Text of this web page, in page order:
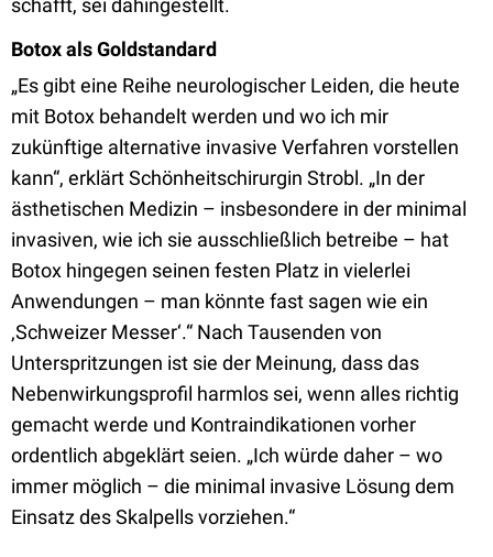
schafft, sei dahingestellt.
Botox als Goldstandard
„Es gibt eine Reihe neurologischer Leiden, die heute
mit Botox behandelt werden und wo ich mir
zukünftige alternative invasive Verfahren vorstellen
kann“, erklärt Schönheitschirurgin Strobl. „In der
ästhetischen Medizin – insbesondere in der minimal
invasiven, wie ich sie ausschließlich betreibe – hat
Botox hingegen seinen festen Platz in vielerlei
Anwendungen – man könnte fast sagen wie ein
‚Schweizer Messer‘.“ Nach Tausenden von
Unterspritzungen ist sie der Meinung, dass das
Nebenwirkungsprofil harmlos sei, wenn alles richtig
gemacht werde und Kontraindikationen vorher
ordentlich abgeklärt seien. „Ich würde daher – wo
immer möglich – die minimal invasive Lösung dem
Einsatz des Skalpells vorziehen.“